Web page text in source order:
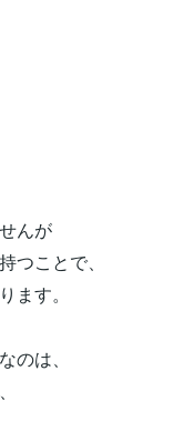
んが
つことで、
ます。
のは、